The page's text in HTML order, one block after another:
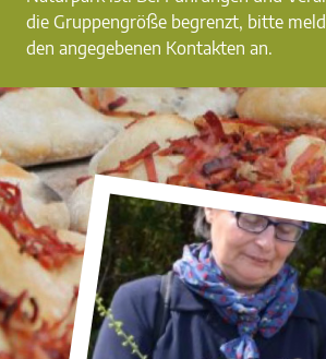
die Gruppengröße begrenzt, bitte
den angegebenen Kontakten an.